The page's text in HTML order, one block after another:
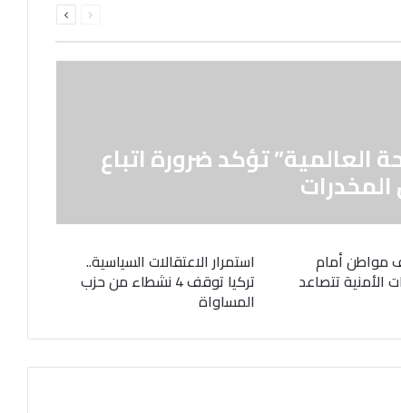
الصفحةالصفحة
العالمية” تؤكد ضرورة اتباع
مواطن أمام
الأمنية تتصاعد
استمرار الاعتقالات السياسية..
تركيا توقف 4 نشطاء من حزب
المساواة